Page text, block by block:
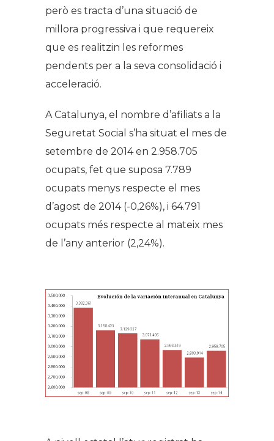
però es tracta d’una situació de
millora progressiva i que requereix
que es realitzin les reformes
pendents per a la seva consolidació i
acceleració.
A Catalunya, el nombre d’afiliats a la
Seguretat Social s’ha situat el mes de
setembre de 2014 en 2.958.705
ocupats, fet que suposa 7.789
ocupats menys respecte el mes
d’agost de 2014 (-0,26%), i 64.791
ocupats més respecte al mateix mes
de l’any anterior (2,24%).